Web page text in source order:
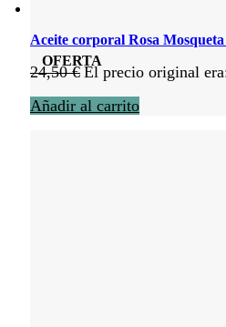
OFERTA
Aceite corporal Rosa Mosqueta
24,50€ El precio original
Añadir al carrito